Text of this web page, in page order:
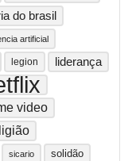
do brasil
artificial
legion liderança
video
sicario solidão